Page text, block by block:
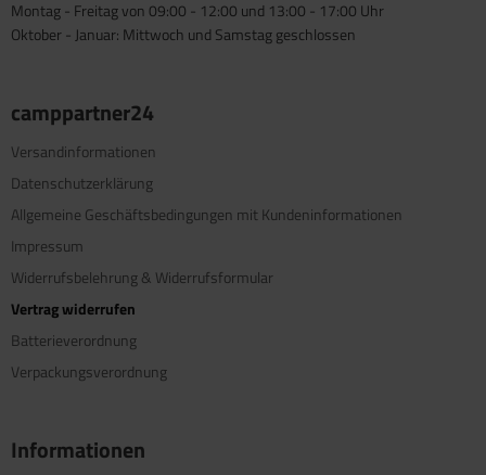
Montag - Freitag von 09:00 - 12:00 und 13:00 - 17:00 Uhr
Oktober - Januar: Mittwoch und Samstag geschlossen
camppartner24
Versandinformationen
Datenschutzerklärung
Allgemeine Geschäftsbedingungen mit Kundeninformationen
Impressum
Widerrufsbelehrung & Widerrufsformular
Vertrag widerrufen
Batterieverordnung
Verpackungsverordnung
Informationen